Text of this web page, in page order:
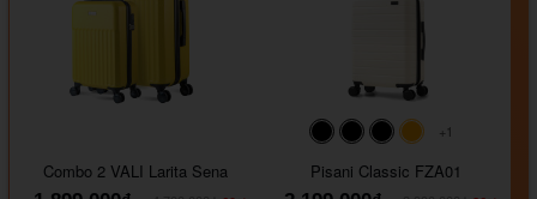
Combo 2 VALI Larita Sena
#000000#000000
#000000
#ffa500
+1
Pisani Classic FZA01